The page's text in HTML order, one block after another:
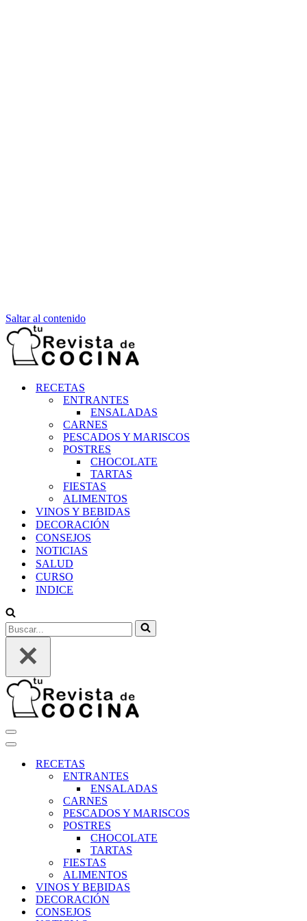
Saltar al contenido
RECETAS
ENTRANTES
ENSALADAS
CARNES
PESCADOS Y MARISCOS
POSTRES
CHOCOLATE
TARTAS
FIESTAS
ALIMENTOS
VINOS Y BEBIDAS
DECORACIÓN
CONSEJOS
NOTICIAS
SALUD
CURSO
INDICE
Buscar...
Menú
de
Menú
navegaciónRECETAS
ENTRANTES
ENSALADAS
CARNES
PESCADOS Y MARISCOS
POSTRES
CHOCOLATE
TARTAS
FIESTAS
ALIMENTOS
VINOS Y BEBIDAS
DECORACIÓN
CONSEJOS